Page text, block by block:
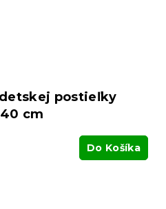
postieľky
cm
Do Košíka